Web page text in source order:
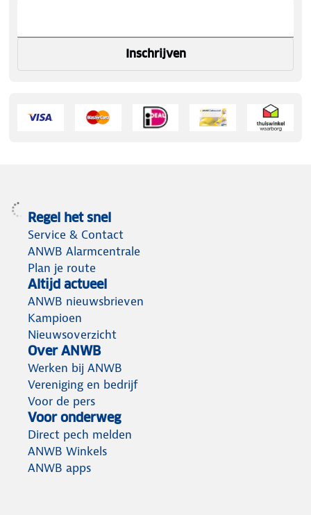
Inschrijven
Regel het snel
Service & Contact
ANWB Alarmcentrale
Plan je route
Altijd actueel
ANWB nieuwsbrieven
Kampioen
Nieuwsoverzicht
Over ANWB
Werken bij ANWB
Vereniging en bedrijf
Voor de pers
Voor onderweg
Direct pech melden
ANWB Winkels
ANWB apps